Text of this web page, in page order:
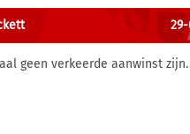
29-
geen verkeerde aanwinst